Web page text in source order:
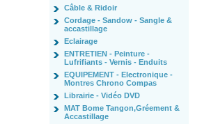
Câble & Ridoir
Cordage - Sandow - Sangle &
accastillage
Eclairage
ENTRETIEN - Peinture -
Lufrifiants - Vernis - Enduits
EQUIPEMENT - Electronique -
Montres Chrono Compas
Librairie - Vidéo DVD
MAT Bome Tangon,Gréement &
Accastillage